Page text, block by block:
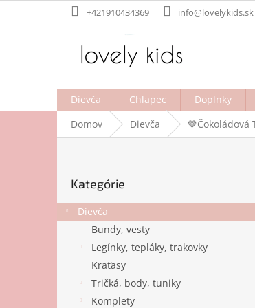
na
+421910434369 info@lovelykids.sk
Dievča Chlapec Doplnky
Domov
Dievča 🤎Čokoládová
ý
p
kategórie
Kategórie
Dievča
Bundy, vesty
Legínky, tepláky, trakovky
Kraťasy
Tričká, body, tuniky
Komplety